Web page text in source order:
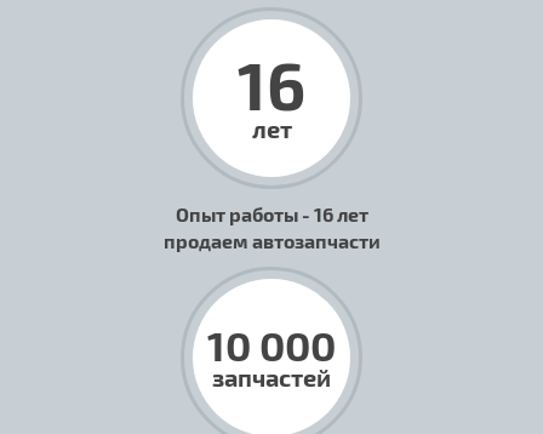
16
лет
Опыт работы - 16 лет
продаем автозапчасти
10 000
запчастей